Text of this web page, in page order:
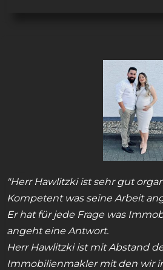
"Herr Hawlitzki ist sehr gut
Kompetent was seine Arbeit
Er hat für jede Frage was
angeht eine Antwort.
Herr Hawlitzki ist mit Abstand
Immobilienmakler mit den wir